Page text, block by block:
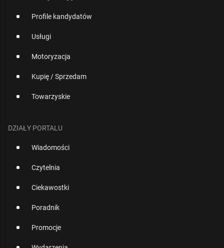
Profile kandydatów
Usługi
Motoryzacja
Kupię / Sprzedam
Towarzyskie
DZIAŁY PORTALU
Wiadomości
Czytelnia
Ciekawostki
Poradnik
Promocje